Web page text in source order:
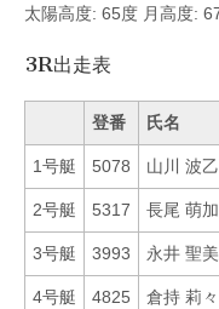
太陽高度: 65度 月高度:
3R出走表
登番 氏名
1号艇 5078 山川 波乙
2号艇 5317 長尾 萌加
3号艇 3993 永井 聖美
4号艇 4825 倉持 莉々